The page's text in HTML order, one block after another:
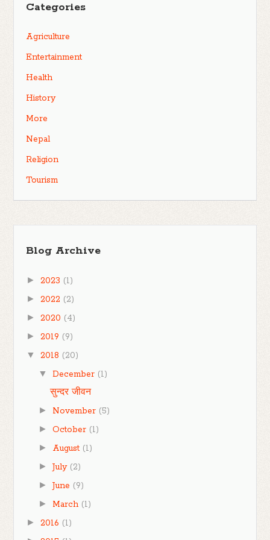
Categories
Agriculture
Entertainment
Health
History
More
Nepal
Religion
Tourism
Blog Archive
►2023 (1)
►2022 (2)
►2020 (4)
►2019 (9)
▼ 2018 (20)
▼ December (1)
सुन्दर जीवन
► November (5)
► October (1)
► August (1)
► July (2)
► June (9)
► March (1)
►2016 (1)